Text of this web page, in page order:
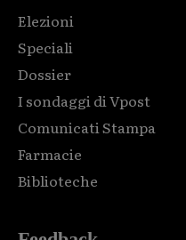
Elezioni
Speciali
Dossier
I sondaggi di Vpost
Comunicati Stampa
Farmacie
Biblioteche